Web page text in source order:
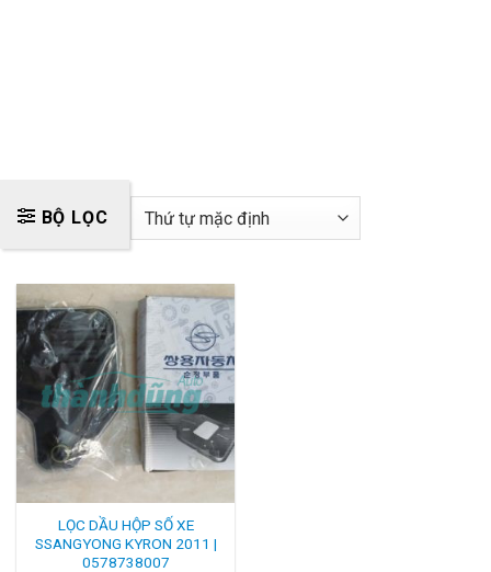
BỘ LỌC
LỌC DẦU HỘP SỐ XE
SSANGYONG KYRON 2011 |
0578738007